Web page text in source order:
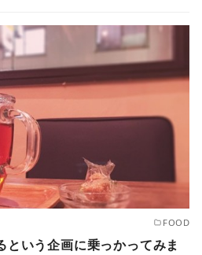
FOOD
という企画に乗っかってみま